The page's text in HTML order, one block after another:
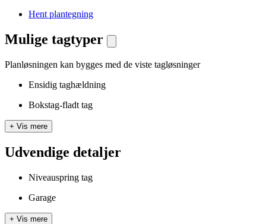
Hent plantegning
Mulige tagtyper
Planløsningen kan bygges med de viste tagløsninger
Ensidig taghældning
Bokstag-fladt tag
+ Vis mere
Udvendige detaljer
Niveauspring tag
Garage
+ Vis mere